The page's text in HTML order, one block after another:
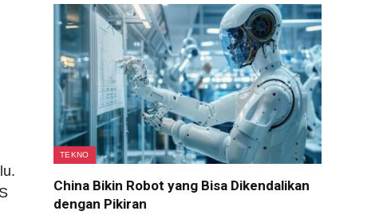
TEKNO
China Bikin Robot yang Bisa Dikendalikan
dengan Pikiran